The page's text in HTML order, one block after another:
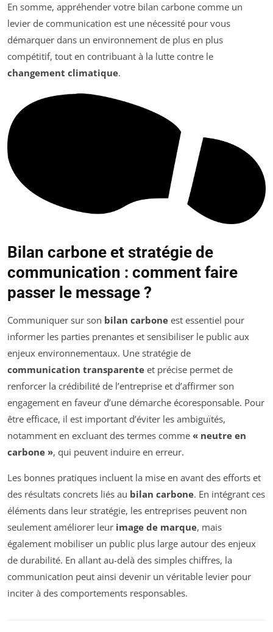
En somme, appréhender votre bilan carbone comme un
levier de communication est une nécessité pour vous
démarquer dans un environnement de plus en plus
compétitif, tout en contribuant à la lutte contre le
changement climatique.
Bilan carbone et stratégie de
communication : comment faire
passer le message ?
Communiquer sur son bilan carbone est essentiel pour
informer les parties prenantes et sensibiliser le public aux
enjeux environnementaux. Une stratégie de
communication transparente et précise permet de
renforcer la crédibilité de l’entreprise et d’affirmer son
engagement en faveur d’une démarche écoresponsable. Pour
être efficace, il est important d’éviter les ambiguïtés,
notamment en excluant des termes comme « neutre en
carbone », qui peuvent induire en erreur.
Les bonnes pratiques incluent la mise en avant des efforts et
des résultats concrets liés au bilan carbone. En intégrant ces
éléments dans leur stratégie, les entreprises peuvent non
seulement améliorer leur image de marque, mais
également mobiliser un public plus large autour des enjeux
de durabilité. En allant au-delà des simples chiffres, la
communication peut ainsi devenir un véritable levier pour
inciter à des comportements responsables.